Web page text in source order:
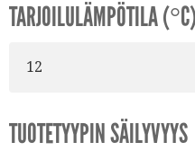
TARJOILULÄMPÖTILA
12
TUOTETYYPIN SÄILYVYYS